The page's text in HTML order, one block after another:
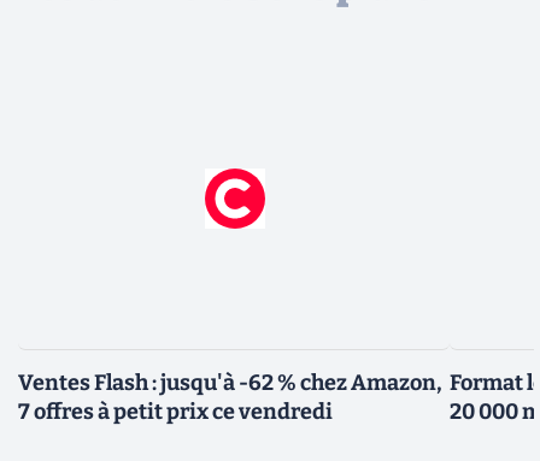
Ventes Flash : jusqu'à -62 % chez Amazon,
7 offres à petit prix ce vendredi
Format
20 000